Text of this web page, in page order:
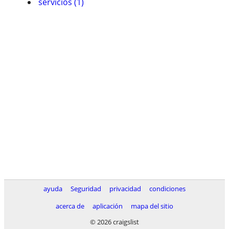
ayuda Seguridad privacidad
condiciones
acerca de
aplicación
mapa del sitio
© 2026 craigslist